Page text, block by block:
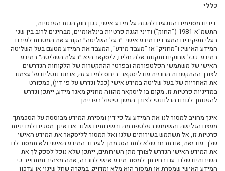
כללי
דינים מסוימים הנוגעיםלהגנה על מידע אישי, כגון חוק הגנת הפרטיות,
התשמ"א-1981 ("
החוק") ודיני הגנת פרטיות בינלאומיים, מבחינים לרוב בין שני
בעלי תפקידים המעבדים מידע אישי: ״בעל השליטה״ הקובע את המטרות לעיבוד
המידע האישי; ו"מחזיק" או "מעבד מידע", המעבד את המידע מטעם בעל השליטה
במידע. ככל שחוקים ותקנות אלה חלים, ליסקאר היא ״בעלת השליטה״ במידע
האישי של משתמשי הפלטפורמה ובפרטי ההתקשרות של הלקוחות הנדרשים
לצורך ההתקשרות החוזית עם ליסקאר. ביחס למידע זה, אנחנו נוטלים על עצמנו
את האחריות של בעל שליטה במידע אישי (ככל ונדרש על פי דין), כמפורט
במדיניות פרטיות זו. מקום בו ליסקאר מהווה מחזיק מאגר מידע, ייתכן ונדרש
להפנותך לגורם הרלוונטי לצורך המשך טיפול בפנייתך.
אינך מחויב למסור לנו את המידע על פי דין ומסירת המידע מבוססת על הסכמתך
מעצם הגלישה והשימוש בפלטפורמה ובשירותים שלנו. אם אינך מסכים למדיניות
פרטיות זו, אל תשתמש בשירותים שלנו ואל תמסור לליסקאר את המידע האישי
שלך. עם זאת, אם תבחר שלא לתת הסכמתך לעיבוד המידע האישי ולא תמסור לנו
את המידע האישי הנדרש לצורך מתן השירותים, ייתכן שלא נוכל לספק לך את
השירותים שלנו. עם בחירתך למסור מידע אישי לחברה, אתה מצהיר ומתחייב כי
המידע האישי שמסרת או תמסור הוא מלא ומדויק. במקרה שחל שינוי או עדכון